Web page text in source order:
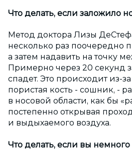
Что делать, если заложило
Метод доктора Лизы
несколько раз поочередно
а затем надавить на точку
Примерно через 20 секунд
спадет. Это происходит из-за
пористая кость - сошник, -
в носовой области, как бы
постепенно открывая
и выдыхаемого воздуха.
Что делать, если вы